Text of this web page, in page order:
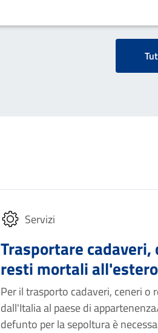
Servizi
Trasportare cadaveri,
resti mortali all'estero
Per il trasporto cadaveri, ceneri o
dall'Italia al paese di
defunto per la sepoltura è